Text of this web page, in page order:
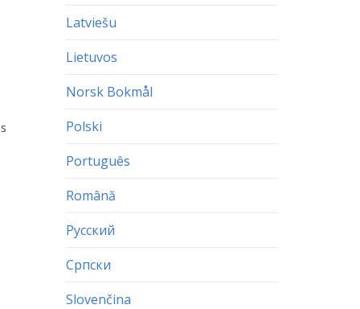
Latviešu
Lietuvos
Norsk Bokmål
Polski
Português
Română
Русский
Српски
Slovenčina